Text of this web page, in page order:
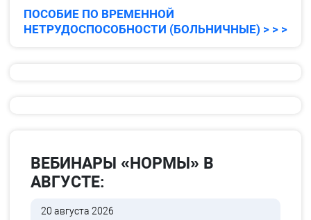
ПОСОБИЕ ПО ВРЕМЕННОЙ
НЕТРУДОСПОСОБНОСТИ (БОЛЬНИЧНЫЕ) > > >
ВЕБИНАРЫ «НОРМЫ» В
АВГУСТЕ:
20 августа 2026